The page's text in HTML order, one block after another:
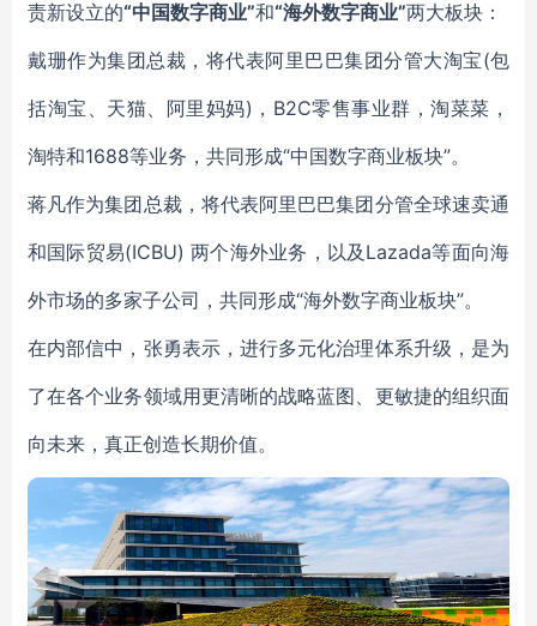
责新设立的“中国数字商业”和“海外数字商业”两大板块：
戴珊作为集团总裁，将代表阿里巴巴集团分管大淘宝(包
括淘宝、天猫、阿里妈妈)，B2C零售事业群，淘菜菜，
淘特和1688等业务，共同形成“中国数字商业板块”。
蒋凡作为集团总裁，将代表阿里巴巴集团分管全球速卖通
和国际贸易(ICBU) 两个海外业务，以及Lazada等面向海
外市场的多家子公司，共同形成“海外数字商业板块”。
在内部信中，张勇表示，进行多元化治理体系升级，是为
了在各个业务领域用更清晰的战略蓝图、更敏捷的组织面
向未来，真正创造长期价值。